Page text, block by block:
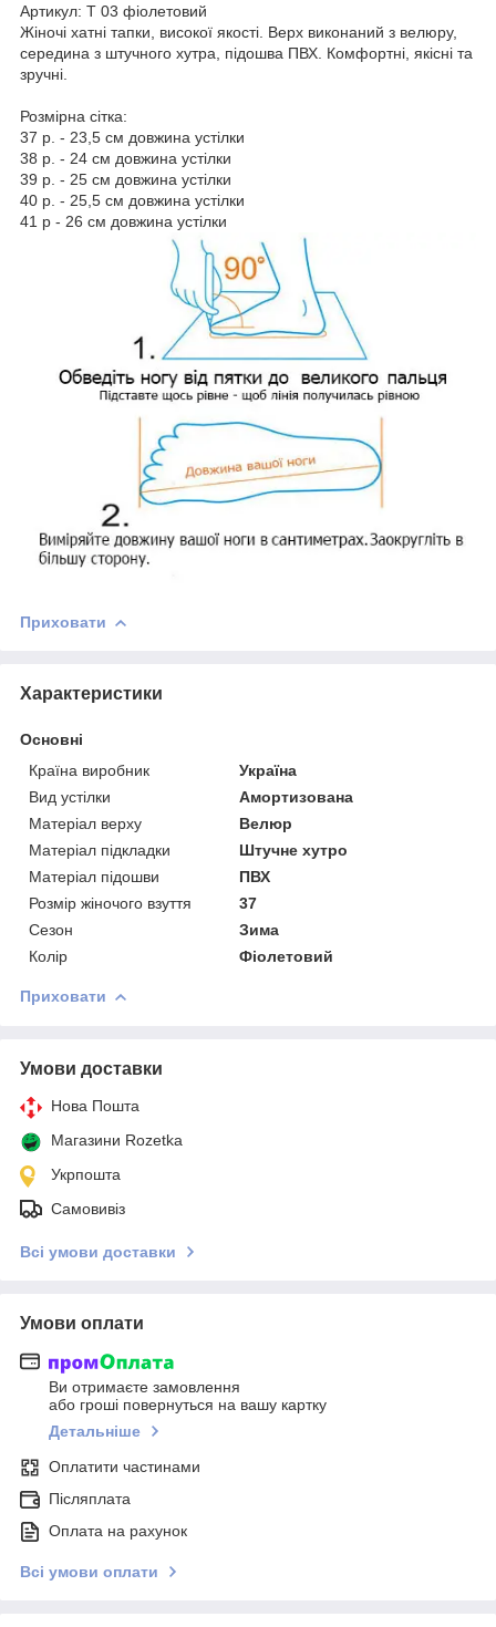
Артикул: Т 03 фіолетовий
Жіночі хатні тапки, високої якості. Верх виконаний з велюру,
середина з штучного хутра, підошва ПВХ. Комфортні, якісні та
зручні.
Розмірна сітка:
37 р. - 23,5 см довжина устілки
38 р. - 24 см довжина устілки
39 р. - 25 см довжина устілки
40 р. - 25,5 см довжина устілки
41 р - 26 см довжина устілки
Приховати
Характеристики
Основні
Країна виробник
Україна
Вид устілки
Амортизована
Матеріал верху
Велюр
Матеріал підкладки
Штучне хутро
Матеріал підошви
ПВХ
Розмір жіночого взуття
37
Сезон
Зима
Колір
Фіолетовий
Приховати
Умови доставки
Нова Пошта
Магазини Rozetka
Укрпошта
Самовивіз
Всі умови доставки
Умови оплати
Ви отримаєте замовлення
або гроші повернуться на вашу картку
Детальніше
Оплатити частинами
Післяплата
Оплата на рахунок
Всі умови оплати